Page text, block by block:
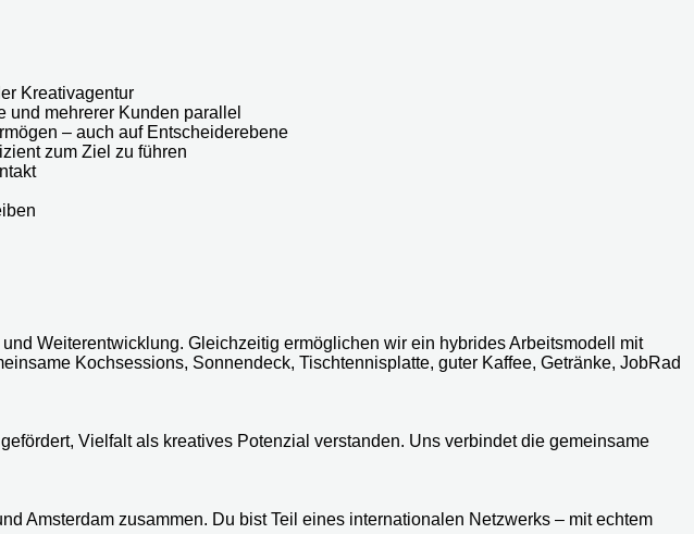
Kreativagentur
und mehrerer Kunden parallel
– auch auf Entscheiderebene
zum Ziel zu führen
Weiterentwicklung. Gleichzeitig ermöglichen wir ein hybrides Arbeitsmodell mit
Kochsessions, Sonnendeck, Tischtennisplatte, guter Kaffee, Getränke, JobRad
Vielfalt als kreatives Potenzial verstanden. Uns verbindet die gemeinsame
Amsterdam zusammen. Du bist Teil eines internationalen Netzwerks – mit echtem